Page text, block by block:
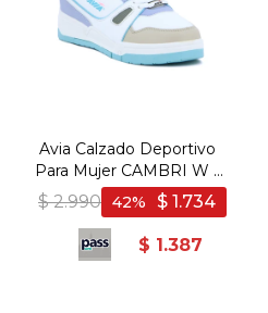
Avia Calzado Deportivo
Para Mujer CAMBRI W -
WHITE/LILAC/PINK -
Blanco-Lila
$ 2.990 $ 1.734
42
$ 1.387